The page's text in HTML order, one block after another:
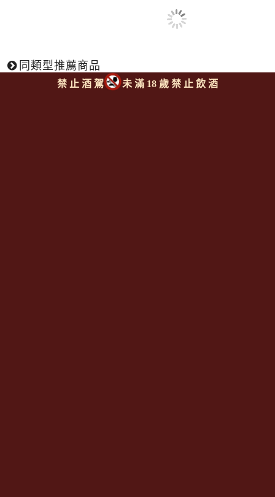
同類型推薦商品
禁 止 酒 駕 未 滿 18 歲 禁 止 飲 酒